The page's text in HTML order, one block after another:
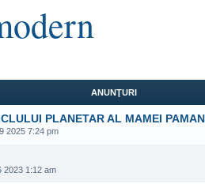
ANUNŢURI
PLANETAR AL MAMEI
2025 7:24 pm
2023 1:12 am